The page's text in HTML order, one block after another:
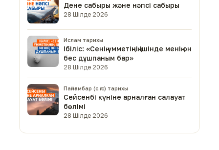
Дене сабыры және нәпсі сабыры
28 Шілде 2026
Ислам тарихы
Ібіліс: «Сенің үмметіңнің ішінде менің он
бес дұшпаным бар»
28 Шілде 2026
Пайғамбар (с.ғ.с) тарихы
Сейсенбі күніне арналған салауат
бөлімі
28 Шілде 2026